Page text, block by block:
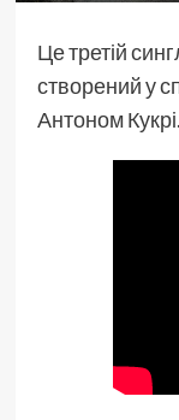
Це третій
створений у
Антоном Кукрі.